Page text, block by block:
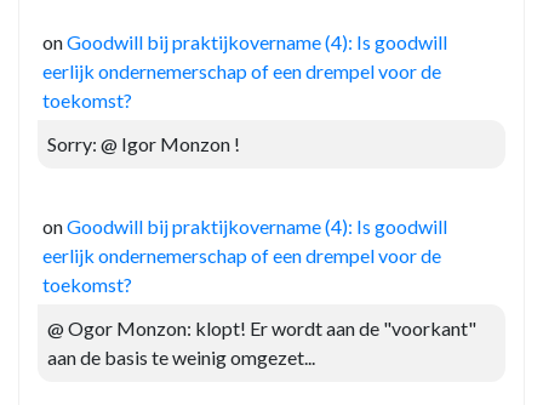
onGoodwill bij praktijkovername (4): Is goodwill
eerlijk ondernemerschap of een drempel voor de
toekomst?
Sorry: @ Igor Monzon !
onGoodwill bij praktijkovername (4): Is goodwill
eerlijk ondernemerschap of een drempel voor de
toekomst?
@ Ogor Monzon: klopt! Er wordt aan de "voorkant"
aan de basis te weinig omgezet...